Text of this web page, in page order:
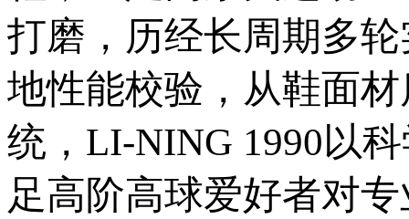
打磨，历经长周期多
地性能校验，从鞋面
统，LI-NING 1990以
足高阶高球爱好者对